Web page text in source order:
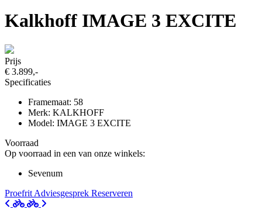
Kalkhoff IMAGE 3 EXCITE
Prijs
€ 3.899,-
Specificaties
Framemaat: 58
Merk: KALKHOFF
Model: IMAGE 3 EXCITE
Voorraad
Op voorraad in een van onze winkels:
Sevenum
Proefrit Adviesgesprek Reserveren